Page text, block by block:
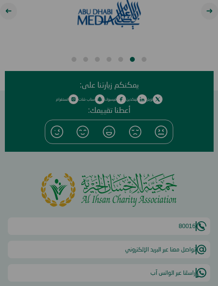
يمكنكم زيارتنا على:
تويتر لينكدين فيسبوك سناب شات انستغرام
أعطنا تقييمك:
80016
تواصل معنا عبر البريد الإلكتروني
راسلنا عبر الواتس آب